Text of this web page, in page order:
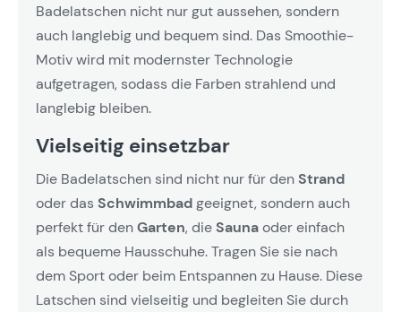
Badelatschen nicht nur gut aussehen, sondern
auch langlebig und bequem sind. Das Smoothie-
Motiv wird mit modernster Technologie
aufgetragen, sodass die Farben strahlend und
langlebig bleiben.
Vielseitig einsetzbar
Die Badelatschen sind nicht nur für den Strand
oder das Schwimmbadgeeignet, sondern auch
perfekt für denGarten, die Saunaoder einfach
als bequeme Hausschuhe. Tragen Sie sie nach
dem Sport oder beim Entspannen zu Hause. Diese
Latschen sind vielseitig und begleiten Sie durch